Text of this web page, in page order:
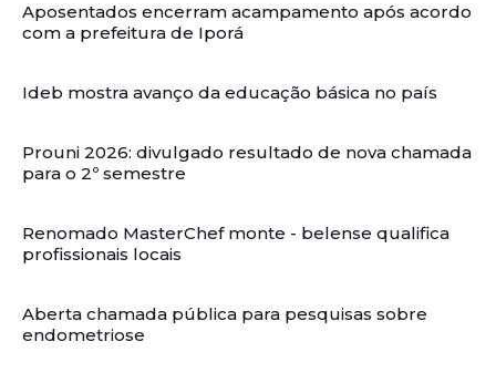
Aposentados encerram acampamento após acordo
com a prefeitura de Iporá
Ideb mostra avanço da educação básica no país
Prouni 2026: divulgado resultado de nova chamada
para o 2º semestre
Renomado MasterChef monte - belense qualifica
profissionais locais
Aberta chamada pública para pesquisas sobre
endometriose